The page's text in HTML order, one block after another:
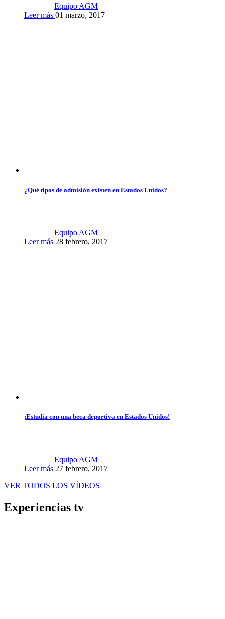
Equipo AGM
Leer más 01 marzo, 2017
¿Qué tipos de admisión existen en Estados Unidos?
Equipo AGM
Leer más 28 febrero, 2017
¡Estudia con una beca deportiva en Estados Unidos!
Equipo AGM
Leer más 27 febrero, 2017
VER TODOS LOS VÍDEOS
Experiencias tv